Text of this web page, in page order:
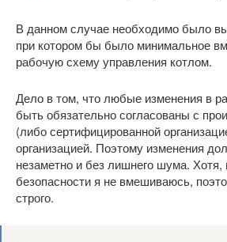
В данном случае необходимо было
при котором бы было минимальное
рабочую схему управления котлом.
Дело в том, что любые изменения в
быть обязательно согласованы с
(либо сертифицированной
организацией. Поэтому изменения
незаметно и без лишнего шума. Хотя,
безопасности я не вмешиваюсь,
строго.